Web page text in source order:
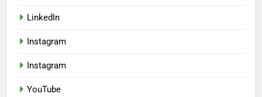
LinkedIn
Instagram
Instagram
YouTube